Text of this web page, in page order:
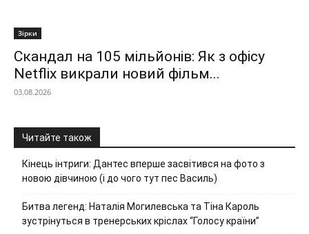
Зірки
Скандал на 105 мільйонів: Як з офісу
Netflix викрали новий фільм...
03.08.2026
Читайте також
Кінець інтриги: Дантес вперше засвітився на фото з
новою дівчиною (і до чого тут пес Василь)
Битва легенд: Наталія Могилевська та Тіна Кароль
зустрінуться в тренерських кріслах “Голосу країни”